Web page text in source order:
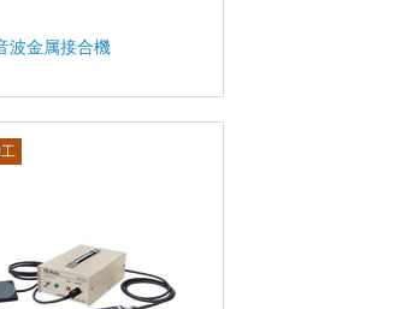
波金属接合機